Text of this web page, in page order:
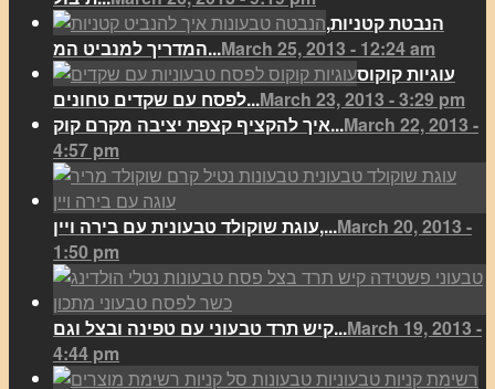
הנבטת קטניות,
המדריך למנביט המ...March 25, 2013 - 12:24 am
עוגיות קוקוס
לפסח עם שקדים טחונים...March 23, 2013 - 3:29 pm
איך להקציף קצפת יציבה מקרם קוק...March 22, 2013 -
4:57 pm
עוגת שוקולד טבעונית עם בירה ויין,...March 20, 2013 -
1:50 pm
קיש תרד טבעוני עם טפינה ובצל וגם...March 19, 2013 -
4:44 pm